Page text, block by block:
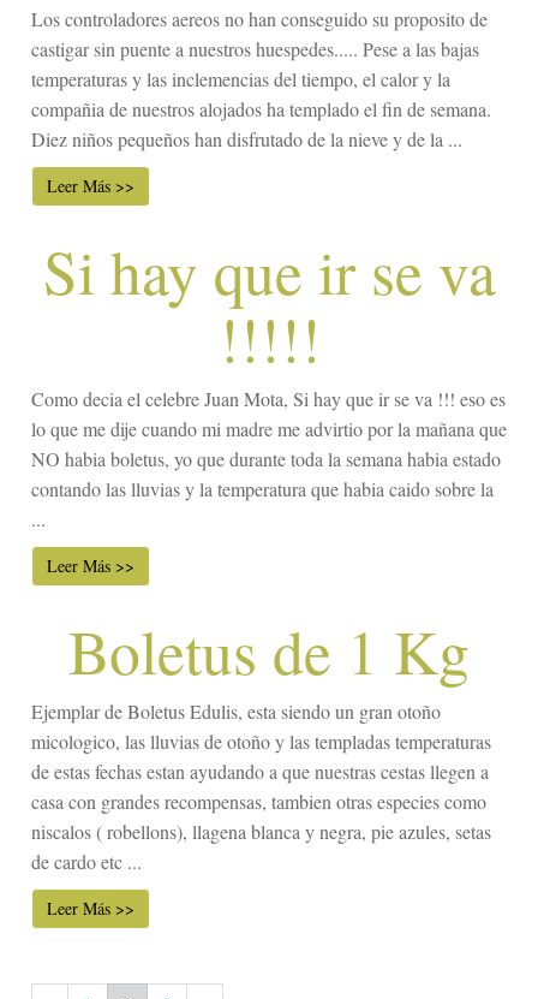
Los controladores aereos no han conseguido su proposito de
castigar sin puente a nuestros huespedes..... Pese a las bajas
temperaturas y las inclemencias del tiempo, el calor y la
compañia de nuestros alojados ha templado el fin de semana.
Diez niños pequeños han disfrutado de la nieve y de la ...
Leer Más >>
Si hay que ir se va
!!!!!
Como decia el celebre Juan Mota, Si hay que ir se va !!! eso es
lo que me dije cuando mi madre me advirtio por la mañana que
NO habia boletus, yo que durante toda la semana habia estado
contando las lluvias y la temperatura que habia caido sobre la
...
Leer Más >>
Boletus de 1 Kg
Ejemplar de Boletus Edulis, esta siendo un gran otoño
micologico, las lluvias de otoño y las templadas temperaturas
de estas fechas estan ayudando a que nuestras cestas llegen a
casa con grandes recompensas, tambien otras especies como
niscalos ( robellons), llagena blanca y negra, pie azules, setas
de cardo etc ...
Leer Más >>